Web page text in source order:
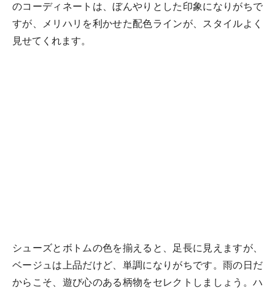
のコーディネートは、ぼんやりとした印象になりがちで
すが、メリハリを利かせた配色ラインが、スタイルよく
見せてくれます。
シューズとボトムの色を揃えると、足長に見えますが、
ベージュは上品だけど、単調になりがちです。雨の日だ
からこそ、遊び心のある柄物をセレクトしましょう。ハ